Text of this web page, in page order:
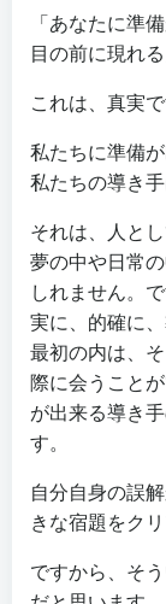
「あなたに準
目の前に現れる
これは、真実で
私たちに準備
私たちの導き
それは、人と
夢の中や日常
しれません。
実に、的確に
最初の内は、
際に会うこと
が出来る導き
す。
自分自身の誤
きな宿題をク
ですから、そ